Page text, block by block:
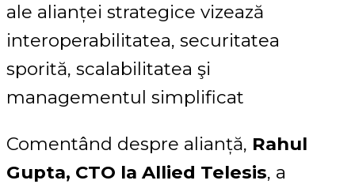
ale alianței strategice vizează
interoperabilitatea, securitatea
sporită, scalabilitatea şi
managementul simplificat
Comentând despre alianță, Rahul
Gupta, CTO la Allied Telesis, a